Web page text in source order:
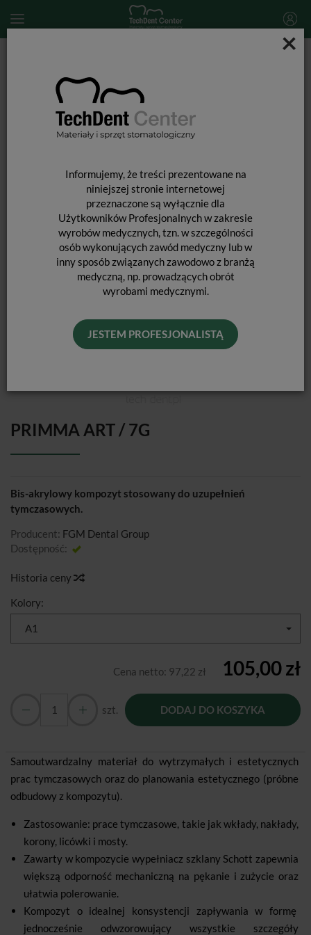
×
Informujemy, że treści prezentowane na
niniejszej stronie internetowej
przeznaczone są wyłącznie dla
Użytkowników Profesjonalnych w zakresie
wyrobów medycznych, tzn. w szczególności
osób wykonujących zawód medyczny lub w
inny sposób związanych zawodowo z branżą
medyczną, np. prowadzących obrót
wyrobami medycznymi.
JESTEM PROFESJONALISTĄ
PRIMMA ART / 7g
PRIMMA ART / 7G
Bis-akrylowy kompozyt stosowany do uzupełnień
tymczasowych.
Producent: FGM Dental Group
Dostępność:
Historia ceny
Kolory:
A1
Cena netto: 97,22 zł 105,00 zł
szt. DODAJ DO KOSZYKA
Samoutwardzalny materiał do wytrzymałych i estetycznych
prac tymczasowych oraz do planowania estetycznego (próbne
odbudowy z kompozytu).
Zastosowanie: prace tymczasowe, takie jak wkłady, nakłady,
korony, licówki i mosty.
Zawarty w kompozycie wypełniacz szklany Schott zapewnia
większą odporność mechaniczną na pękanie i zużycie oraz
ułatwia polerowanie.
Kompozyt o idealnej konsystencji zapływania w formę
jednocześnie odwzorowujący wszystkie szczegóły